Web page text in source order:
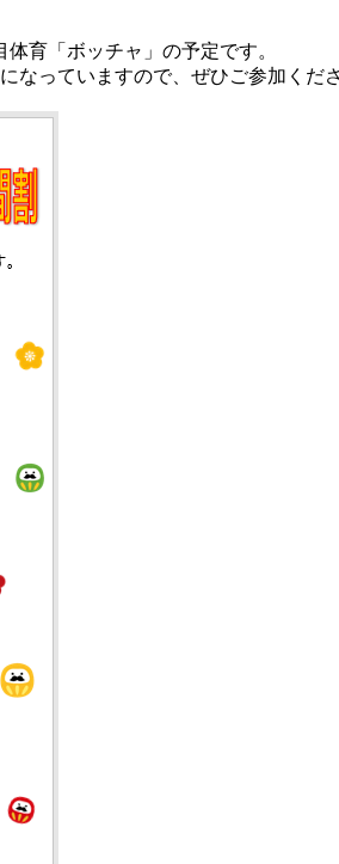
育「ボッチャ」の予定です。
なっていますので、ぜひご参加くださ